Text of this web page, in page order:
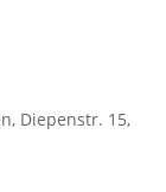
Diepenstr. 15,